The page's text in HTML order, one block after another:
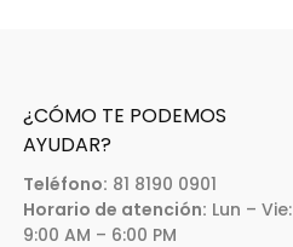
¿CÓMO TE PODEMOS
AYUDAR?
Teléfono: 81 8190 0901
Horario de atención: Lun – Vie:
9:00 AM – 6:00 PM